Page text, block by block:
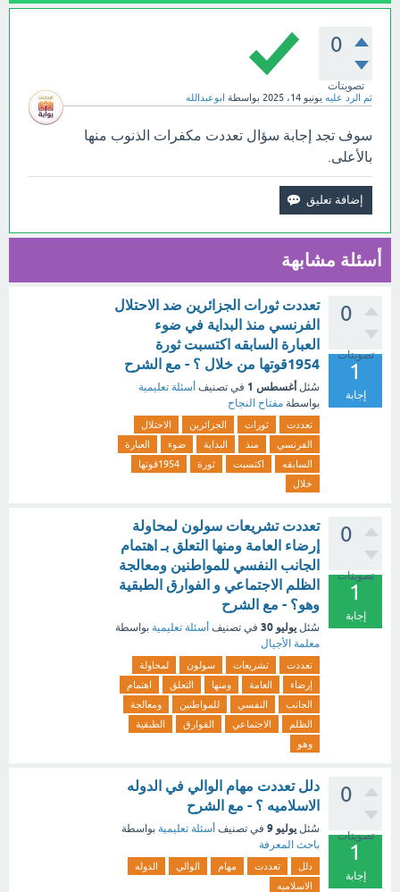
0
تصويتات
تم الرد عليه يونيو 14، 2025 بواسطة ابوعبدالله
سوف تجد إجابة سؤال تعددت مكفرات الذنوب منها
بالأعلى.
أسئلة مشابهة
0
تصويتات
1
إجابة
تعددت ثورات الجزائرين ضد الاحتلال
الفرنسي منذ البداية في ضوء
العبارة السابقه اكتسبت ثورة
1954قوتها من خلال ؟ - مع الشرح
سُئل أغسطس 1 في تصنيف أسئلة تعليمية
بواسطة مفتاح النجاح
تعددت ثورات الجزائرين
الاحتلال
الفرنسي
منذ البداية ضوء
العبارة
السابقه
اكتسبت ثورة
1954قوتها
خلال
0
تصويتات
1
إجابة
تعددت تشريعات سولون لمحاولة
إرضاء العامة ومنها التعلق بـ اهتمام
الجانب النفسي للمواطنين ومعالجة
الظلم الاجتماعي و الفوارق الطبقية
وهو؟ - مع الشرح
سُئل يوليو 30 في تصنيف أسئلة تعليمية بواسطة
معلمة الأجيال
تعددت تشريعات سولون
لمحاولة
إرضاء
العامة ومنها التعلق
اهتمام
الجانب
النفسي للمواطنين
ومعالجة
الظلم
الاجتماعي الفوارق
الطبقية
وهو
0
تصويتات
1
إجابة
دلل تعددت مهام الوالي في الدوله
الاسلاميه ؟ - مع الشرح
سُئل يوليو 9 في تصنيف أسئلة تعليمية بواسطة
باحث المعرفة
دلل تعددت مهام الوالي
الدوله
الاسلاميه